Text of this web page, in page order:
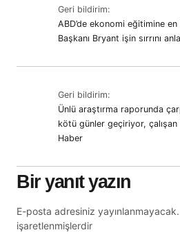
Geri bildirim:
ABD’de ekonomi eğitimine
Başkanı Bryant işin sırrını
Geri bildirim:
Ünlü araştırma raporunda
kötü günler geçiriyor, çalışan
Haber
Bir yanıt yazın
E-posta adresiniz yayınlanmayacak.
işaretlenmişlerdir